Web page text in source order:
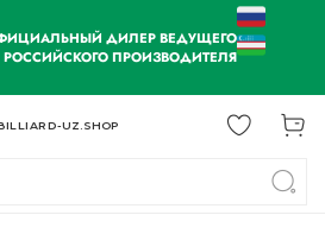
ДИЛЕР ВЕДУЩЕГО
РОССИЙСКОГО ПРОИЗВОДИТЕЛЯ
UZ.SHOP